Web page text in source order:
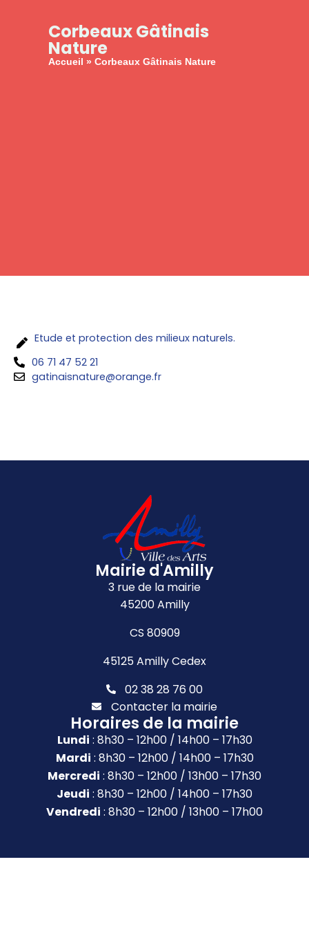
Corbeaux Gâtinais
Nature
Accueil » Corbeaux Gâtinais Nature
Etude et protection des milieux naturels.
06 71 47 52 21
gatinaisnature@orange.fr
Mairie d'Amilly
3 rue de la mairie
45200 Amilly
CS 80909
45125 Amilly Cedex
02 38 28 76 00
Contacter la mairie
Horaires de la mairie
Lundi : 8h30 – 12h00 / 14h00 – 17h30
Mardi : 8h30 – 12h00 / 14h00 – 17h30
Mercredi : 8h30 – 12h00 / 13h00 – 17h30
Jeudi : 8h30 – 12h00 / 14h00 – 17h30
Vendredi : 8h30 – 12h00 / 13h00 – 17h00